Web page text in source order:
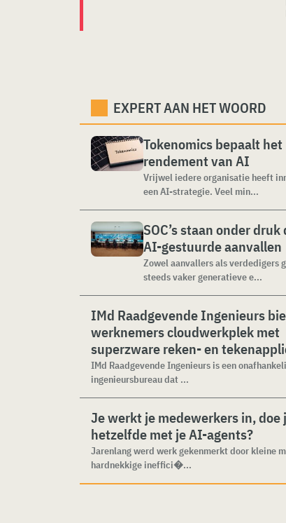
EXPERT AAN HET WOORD
Tokenomics bepaalt het
rendement van AI
Vrijwel iedere organisatie heeft
een AI-strategie. Veel min...
SOC’s staan onder druk
AI-gestuurde aanvallen
Zowel aanvallers als verdedigers
steeds vaker generatieve e...
IMd Raadgevende Ingenieurs
werknemers cloudwerkplek met
superzware reken- en
IMd Raadgevende Ingenieurs is een
ingenieursbureau dat ...
Je werkt je medewerkers in, doe
hetzelfde met je AI-agents?
Jarenlang werd werk gekenmerkt door kleine
hardnekkige ineffici�...